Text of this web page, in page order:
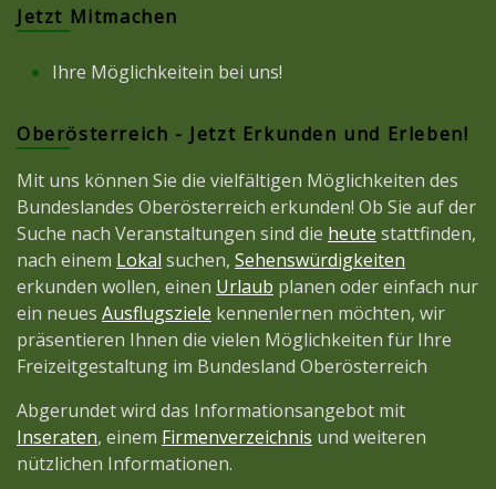
Jetzt Mitmachen
Ihre Möglichkeitein bei uns!
Oberösterreich - Jetzt Erkunden und Erleben!
Mit uns können Sie die vielfältigen Möglichkeiten des
Bundeslandes Oberösterreich erkunden! Ob Sie auf der
Suche nach Veranstaltungen sind die heute stattfinden,
nach einem Lokal suchen, Sehenswürdigkeiten
erkunden wollen, einen Urlaub planen oder einfach nur
ein neues Ausflugsziele kennenlernen möchten, wir
präsentieren Ihnen die vielen Möglichkeiten für Ihre
Freizeitgestaltung im Bundesland Oberösterreich
Abgerundet wird das Informationsangebot mit
Inseraten, einem Firmenverzeichnis und weiteren
nützlichen Informationen.